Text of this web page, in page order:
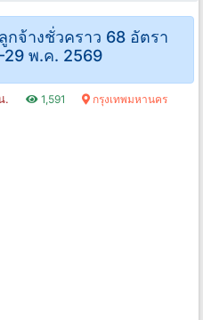
จ้างชั่วคราว 68 อัตรา
พ.ค. 2569
. 1,591 กรุงเทพมหานคร